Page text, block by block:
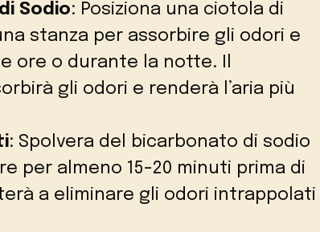
Sodio: Posiziona una ciotola di
stanza per assorbire gli odori e
ore o durante la notte. Il
gli odori e renderà l’aria più
: Spolvera del bicarbonato di sodio
per almeno 15-20 minuti prima di
a eliminare gli odori intrappolati